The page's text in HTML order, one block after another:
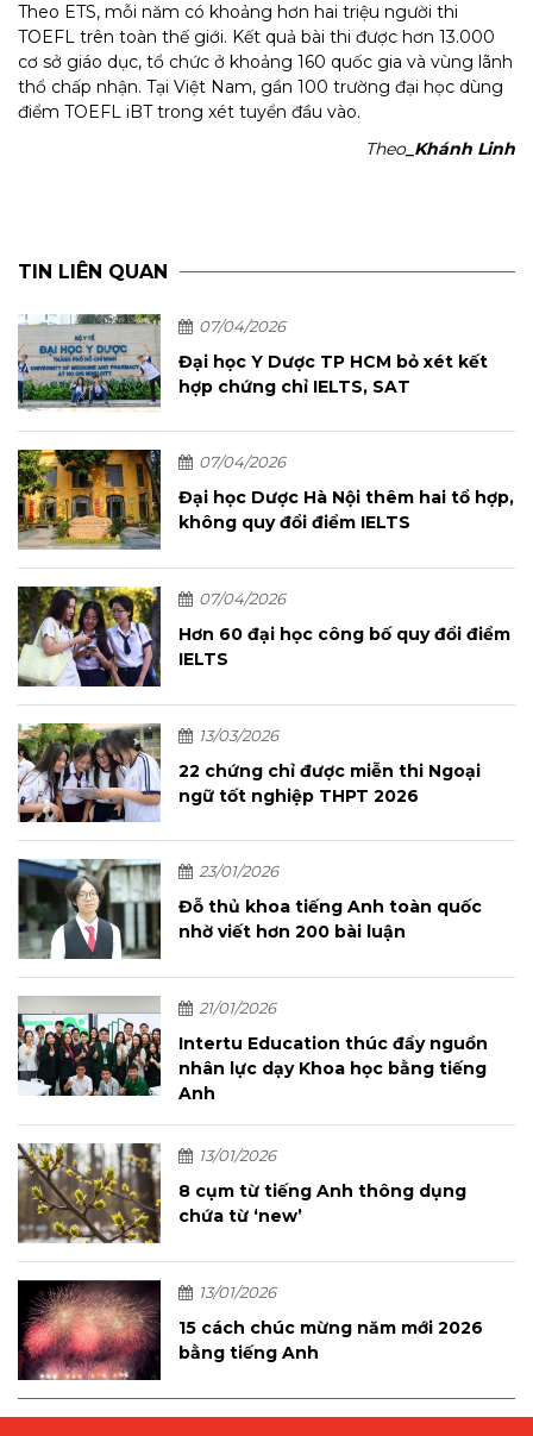
Theo ETS, mỗi năm có khoảng hơn hai triệu người thi
TOEFL trên toàn thế giới. Kết quả bài thi được hơn 13.000
cơ sở giáo dục, tổ chức ở khoảng 160 quốc gia và vùng lãnh
thổ chấp nhận. Tại Việt Nam, gần 100 trường đại học dùng
điểm TOEFL iBT trong xét tuyển đầu vào.
Theo_Khánh Linh
TIN LIÊN QUAN
07/04/2026
Đại học Y Dược TP HCM bỏ xét kết
hợp chứng chỉ IELTS, SAT
07/04/2026
Đại học Dược Hà Nội thêm hai tổ hợp,
không quy đổi điểm IELTS
07/04/2026
Hơn 60 đại học công bố quy đổi điểm
IELTS
13/03/2026
22 chứng chỉ được miễn thi Ngoại
ngữ tốt nghiệp THPT 2026
23/01/2026
Đỗ thủ khoa tiếng Anh toàn quốc
nhờ viết hơn 200 bài luận
21/01/2026
Intertu Education thúc đẩy nguồn
nhân lực dạy Khoa học bằng tiếng
Anh
13/01/2026
8 cụm từ tiếng Anh thông dụng
chứa từ ‘new’
13/01/2026
15 cách chúc mừng năm mới 2026
bằng tiếng Anh